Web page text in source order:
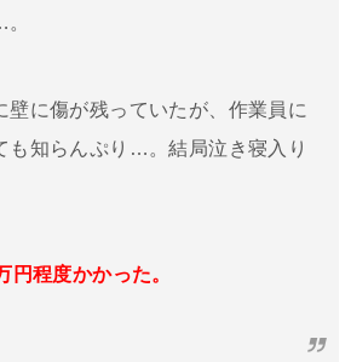
壁に傷が残っていたが、作業員に
も知らんぷり…。結局泣き寝入り
程度かかった。